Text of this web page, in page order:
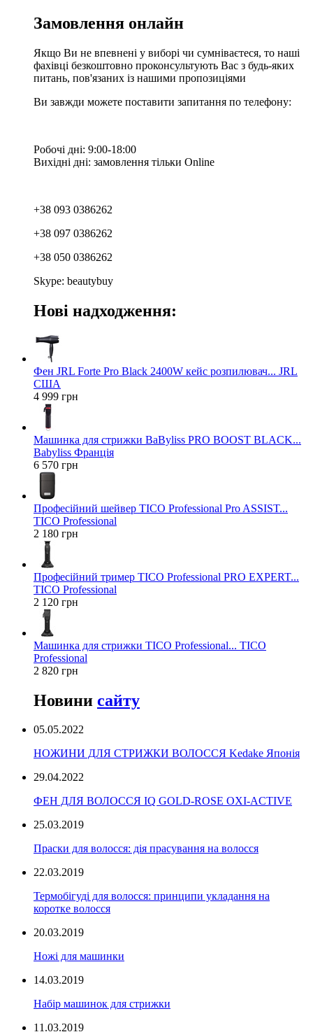
Замовлення онлайн
Якщо Ви не впевнені у виборі чи сумніваєтеся, то наші
фахівці безкоштовно проконсультують Вас з будь-яких
питань, пов'язаних із нашими пропозиціями
Ви завжди можете поставити запитання по телефону:
Робочі дні: 9:00-18:00
Вихідні дні: замовлення тільки Online
+38 093 0386262
+38 097 0386262
+38 050 0386262
Skype: beautybuy
Нові надходження:
Фен JRL Forte Pro Black 2400W кейс розпилювач... JRL
США
4 999 грн
Машинка для стрижки BaByliss PRO BOOST BLACK...
Babyliss Франція
6 570 грн
Професійний шейвер TICO Professional Pro ASSIST...
TICO Professional
2 180 грн
Професійний тример TICO Professional PRO EXPERT...
TICO Professional
2 120 грн
Машинка для стрижки TICO Professional... TICO
Professional
2 820 грн
Новини сайту
05.05.2022
НОЖИНИ ДЛЯ СТРИЖКИ ВОЛОССЯ Kedake Японія
29.04.2022
ФЕН ДЛЯ ВОЛОССЯ IQ GOLD-ROSE OXI-ACTIVE
25.03.2019
Праски для волосся: дія прасування на волосся
22.03.2019
Термобігуді для волосся: принципи укладання на
коротке волосся
20.03.2019
Ножі для машинки
14.03.2019
Набір машинок для стрижки
11.03.2019